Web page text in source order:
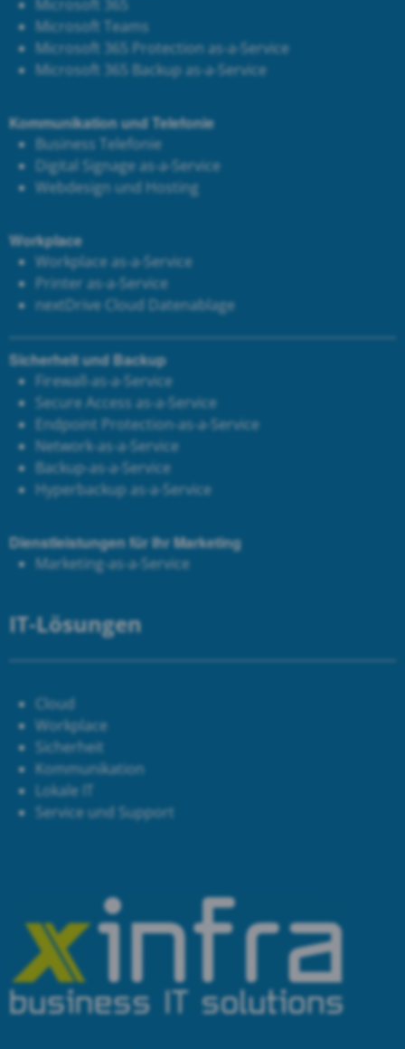
Microsoft 365
Microsoft Teams
Microsoft 365 Protection as-a-Service
Microsoft 365 Backup as-a-Service
Kommunikation und Telefonie
Business Telefonie
Digital Signage as-a-Service
Webdesign und Hosting
Workplace
Workplace as-a-Service
Printer as-a-Service
nextDrive Cloud Datenablage
Sicherheit und Backup
Firewall-as-a-Service
Secure Access as-a-Service
Endpoint Protection-as-a-Service
Network-as-a-Service
Backup-as-a-Service
Hyperbackup as-a-Service
Dienstleistungen für Ihr Marketing
Marketing-as-a-Service
IT-Lösungen
Cloud
Workplace
Sicherheit
Kommunikation
Lokale IT
Service und Support